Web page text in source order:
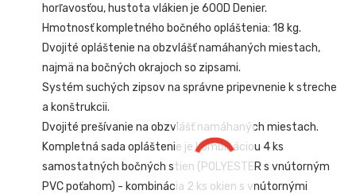
horľavosťou, hustota vlákien je 600D Denier.
Hmotnosť kompletného bočného opláštenia: 18 kg.
Dvojité opláštenie na obzvlášť namáhaných miestach,
najmä na bočných okrajoch so zipsami.
Systém suchých zipsov na správne pripevnenie k streche
a konštrukcii.
Dvojité prešívanie na obzvlášť namáhaných miestach.
Kompletná sada opláštenie je kombináciou 4 ks
samostatných bočných stien (POLYESTER s vnútorným
PVC poťahom) - kombinácia 2 ks okien s vnútornými